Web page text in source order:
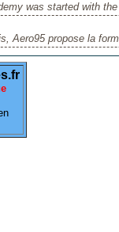
was started with
Aero95 propose la